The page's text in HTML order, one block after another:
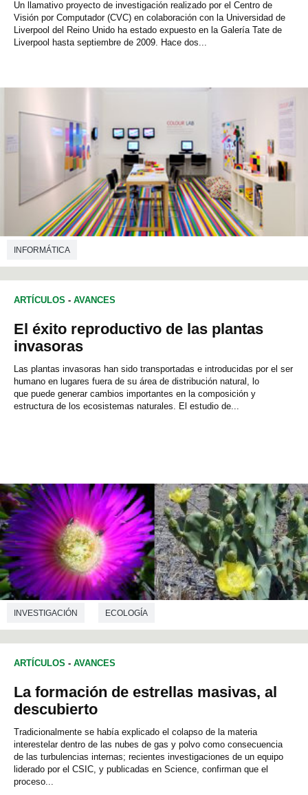
Un llamativo proyecto de investigación realizado por el Centro de
Visión por Computador (CVC) en colaboración con la Universidad de
Liverpool del Reino Unido ha estado expuesto en la Galería Tate de
Liverpool hasta septiembre de 2009. Hace dos...
INFORMÁTICA
ARTÍCULOS - AVANCES
El éxito reproductivo de las plantas
invasoras
Las plantas invasoras han sido transportadas e introducidas por el ser
humano en lugares fuera de su área de distribución natural, lo
que puede generar cambios importantes en la composición y
estructura de los ecosistemas naturales. El estudio de...
INVESTIGACIÓN ECOLOGÍA
ARTÍCULOS - AVANCES
La formación de estrellas masivas, al
descubierto
Tradicionalmente se había explicado el colapso de la materia
interestelar dentro de las nubes de gas y polvo como consecuencia
de las turbulencias internas; recientes investigaciones de un equipo
liderado por el CSIC, y publicadas en Science, confirman que el
proceso...